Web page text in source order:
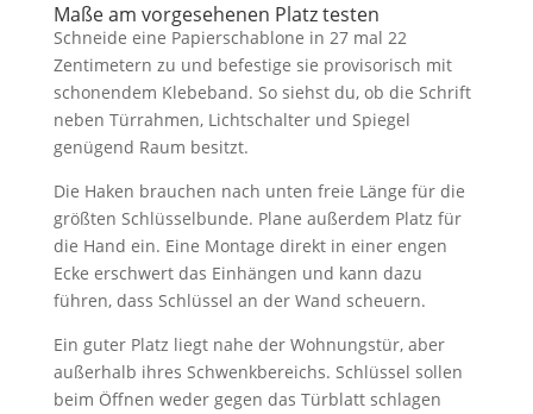
Maße am vorgesehenen Platz testen
Schneide eine Papierschablone in 27 mal 22
Zentimetern zu und befestige sie provisorisch mit
schonendem Klebeband. So siehst du, ob die Schrift
neben Türrahmen, Lichtschalter und Spiegel
genügend Raum besitzt.
Die Haken brauchen nach unten freie Länge für die
größten Schlüsselbunde. Plane außerdem Platz für
die Hand ein. Eine Montage direkt in einer engen
Ecke erschwert das Einhängen und kann dazu
führen, dass Schlüssel an der Wand scheuern.
Ein guter Platz liegt nahe der Wohnungstür, aber
außerhalb ihres Schwenkbereichs. Schlüssel sollen
beim Öffnen weder gegen das Türblatt schlagen